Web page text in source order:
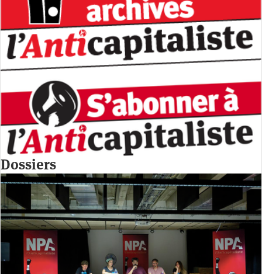
Dossiers